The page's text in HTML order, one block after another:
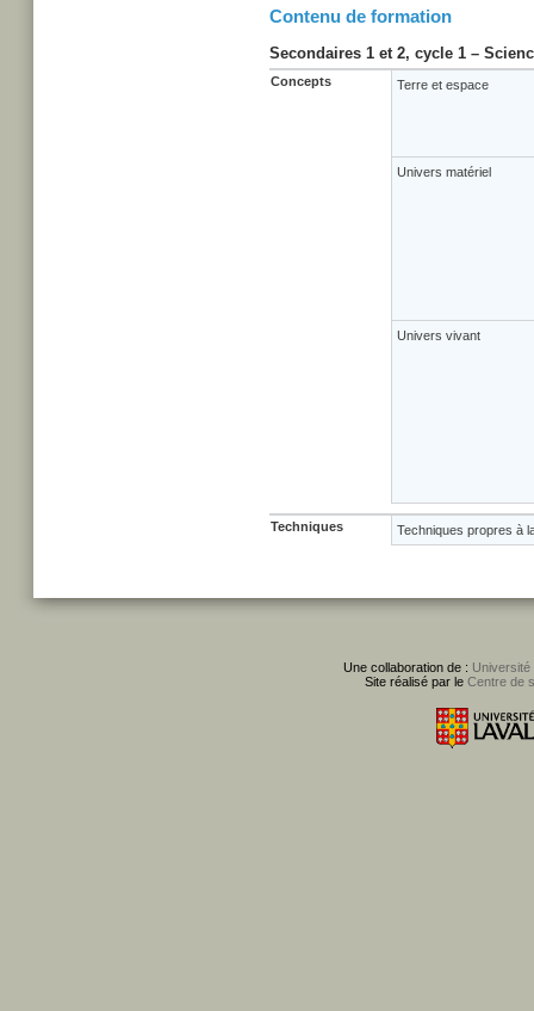
Contenu de formation
Secondaires 1 et 2, cycle 1 –
Concepts Terre et espace
Univers matériel
Univers vivant
Techniques Techniques propres à
Une collaboration de : Université
Site réalisé par le Centre de